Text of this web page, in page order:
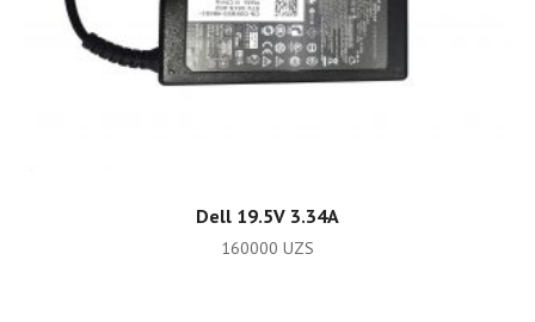
ADD TO CART
Dell 19.5V 3.34A
160000 UZS